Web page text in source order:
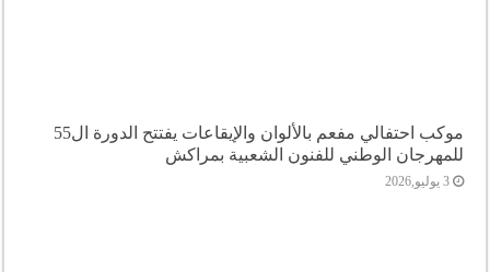
موكب احتفالي مفعم بالألوان والإيقاعات يفتتح الدورة ال55
للمهرجان الوطني للفنون الشعبية بمراكش
3 يوليو,2026